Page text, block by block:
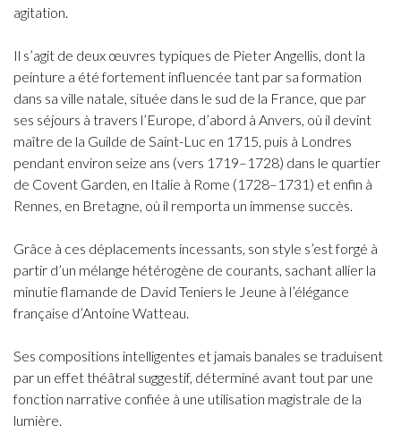
agitation.
Il s’agit de deux œuvres typiques de Pieter Angellis, dont la
peinture a été fortement influencée tant par sa formation
dans sa ville natale, située dans le sud de la France, que par
ses séjours à travers l’Europe, d’abord à Anvers, où il devint
maître de la Guilde de Saint-Luc en 1715, puis à Londres
pendant environ seize ans (vers 1719–1728) dans le quartier
de Covent Garden, en Italie à Rome (1728–1731) et enfin à
Rennes, en Bretagne, où il remporta un immense succès.
Grâce à ces déplacements incessants, son style s’est forgé à
partir d’un mélange hétérogène de courants, sachant allier la
minutie flamande de David Teniers le Jeune à l’élégance
française d’Antoine Watteau.
Ses compositions intelligentes et jamais banales se traduisent
par un effet théâtral suggestif, déterminé avant tout par une
fonction narrative confiée à une utilisation magistrale de la
lumière.